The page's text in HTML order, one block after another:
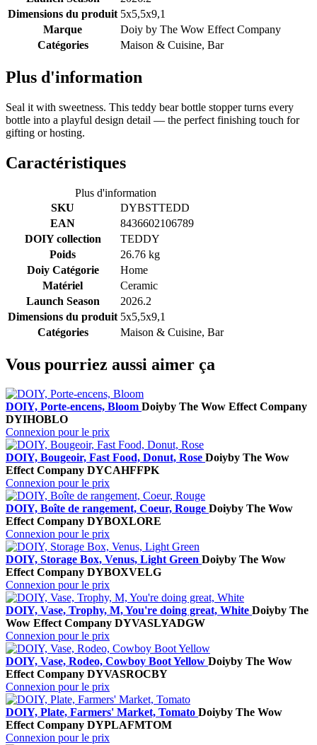
Dimensions du produit 5x5,5x9,1
Marque
Doiy by The Wow Effect Company
Catégories
Maison & Cuisine, Bar
Plus d'information
Seal it with sweetness. This teddy bear bottle stopper turns every
bottle into a playful design detail — the perfect finishing touch for
gifting or hosting.
Caractéristiques
Plus d'information
SKU
DYBSTTEDD
EAN
8436602106789
DOIY collection
TEDDY
Poids
26.76 kg
Doiy Catégorie
Home
Matériel
Ceramic
Launch Season
2026.2
Dimensions du produit 5x5,5x9,1
Catégories
Maison & Cuisine, Bar
Vous pourriez aussi aimer ça
DOIY, Porte-encens, Bloom Doiyby The Wow Effect Company
DYIHOBLO
Connexion pour le prix
DOIY, Bougeoir, Fast Food, Donut, Rose Doiyby The Wow
Effect Company DYCAHFFPK
Connexion pour le prix
DOIY, Boîte de rangement, Coeur, Rouge Doiyby The Wow
Effect Company DYBOXLORE
Connexion pour le prix
DOIY, Storage Box, Venus, Light Green Doiyby The Wow
Effect Company DYBOXVELG
Connexion pour le prix
DOIY, Vase, Trophy, M, You're doing great, White Doiyby The
Wow Effect Company DYVASLYADGW
Connexion pour le prix
DOIY, Vase, Rodeo, Cowboy Boot Yellow Doiyby The Wow
Effect Company DYVASROCBY
Connexion pour le prix
DOIY, Plate, Farmers' Market, Tomato Doiyby The Wow
Effect Company DYPLAFMTOM
Connexion pour le prix